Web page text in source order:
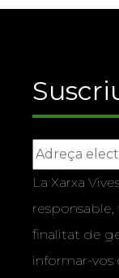
La Xarxa
responsable,
finalitat de
informar-vos